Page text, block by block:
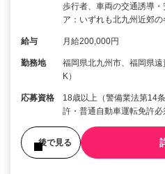
歩行者、車両の交通誘導
ア：いずれも北九州近郊
給与 月給200,000円
勤務地
福岡県北九州市、福岡県
K）
応募資格
18歳以上（警備業法第14
許・普通自動車運転免許必
後で見る